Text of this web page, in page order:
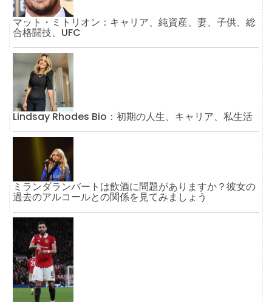
マット・ミトリオン：キャリア、純資産、妻、子供、総
合格闘技、UFC
Lindsay Rhodes Bio：初期の人生、キャリア、私生活
ミランダランバートは飲酒に問題がありますか？彼女の
過去のアルコールとの関係を見てみましょう